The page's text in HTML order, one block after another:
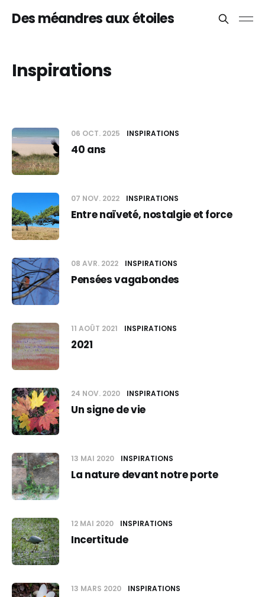
Des méandres aux étoiles
Inspirations
06 OCT. 2025 INSPIRATIONS
40 ans
07 NOV. 2022 INSPIRATIONS
Entre naïveté, nostalgie et force
08 AVR. 2022 INSPIRATIONS
Pensées vagabondes
11 AOÛT 2021 INSPIRATIONS
2021
24 NOV. 2020 INSPIRATIONS
Un signe de vie
13 MAI 2020 INSPIRATIONS
La nature devant notre porte
12 MAI 2020 INSPIRATIONS
Incertitude
13 MARS 2020 INSPIRATIONS